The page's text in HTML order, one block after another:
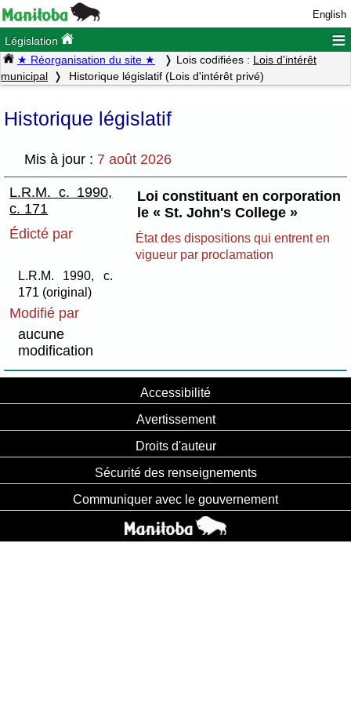
English
Législation ≡
★ Réorganisation du site ★ Lois codifiées : Lois d'intérêt
municipal
Historique législatif (Lois d'intérêt privé)
Historique législatif
Mis à jour : 7 août 2026
L.R.M. c. 1990,
c. 171
Loi constituant en corporation
le « St. John's College »
Édicté par
État des dispositions qui entrent en
vigueur par proclamation
L.R.M. 1990, c.
171 (original)
Modifié par
aucune
modification
Accessibilité
Avertissement
Droits d'auteur
Sécurité des renseignements
Communiquer avec le gouvernement